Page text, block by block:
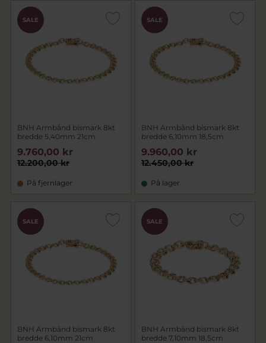
SALE
BNH Armbånd bismark 8kt
bredde 5,40mm 21cm
12.200,00 kr
9.760,00 kr
På fjernlager
SALE
BNH Armbånd bismark 8kt
bredde 6,10mm 18,5cm
12.450,00 kr
9.960,00 kr
På lager
SALE
BNH Armbånd bismark 8kt
bredde 6,10mm 21cm
SALE
BNH Armbånd bismark 8kt
bredde 7,10mm 18,5cm